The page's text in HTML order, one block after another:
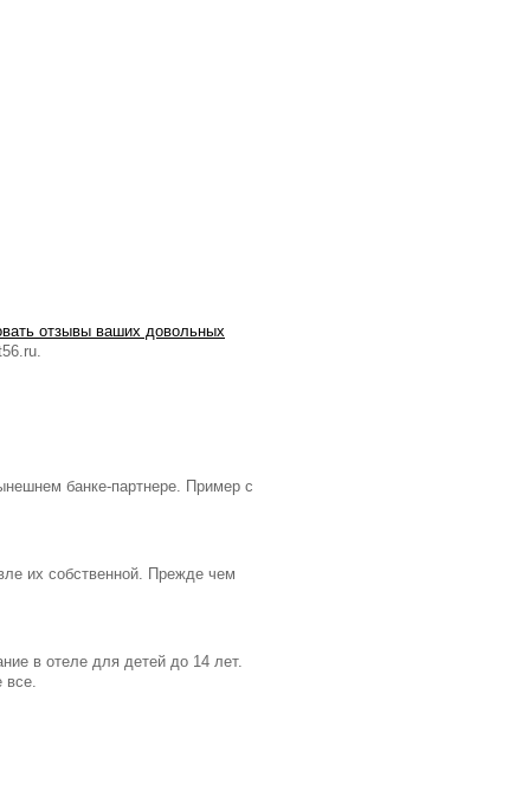
отзывы ваших довольных
банке-партнере. Пример с
их собственной. Прежде чем
в отеле для детей до 14 лет.